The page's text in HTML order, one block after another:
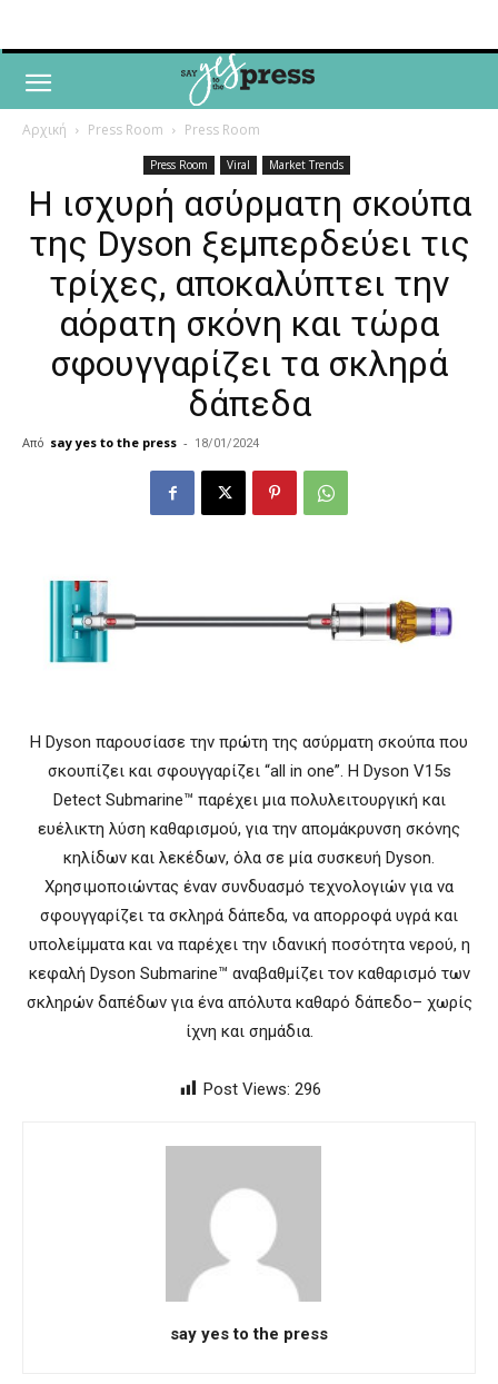
Αρχική Press Room Press Room
Press Room Viral Market Trends
Η ισχυρή ασύρματη σκούπα
της Dyson ξεμπερδεύει τις
τρίχες, αποκαλύπτει την
αόρατη σκόνη και τώρα
σφουγγαρίζει τα σκληρά
δάπεδα
Από say yes to the press - 18/01/2024
Η Dyson παρουσίασε την πρώτη της ασύρματη σκούπα που
σκουπίζει και σφουγγαρίζει “all in one”. Η Dyson V15s
Detect Submarine™ παρέχει μια πολυλειτουργική και
ευέλικτη λύση καθαρισμού, για την απομάκρυνση σκόνης
κηλίδων και λεκέδων, όλα σε μία συσκευή Dyson.
Χρησιμοποιώντας έναν συνδυασμό τεχνολογιών για να
σφουγγαρίζει τα σκληρά δάπεδα, να απορροφά υγρά και
υπολείμματα και να παρέχει την ιδανική ποσότητα νερού, η
κεφαλή Dyson Submarine™ αναβαθμίζει τον καθαρισμό των
σκληρών δαπέδων για ένα απόλυτα καθαρό δάπεδο– χωρίς
ίχνη και σημάδια.
Post Views: 296
say yes to the press